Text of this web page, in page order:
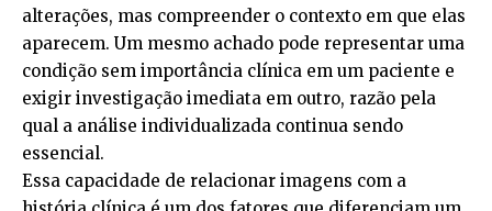
alterações, mas compreender o contexto em que elas
aparecem. Um mesmo achado pode representar uma
condição sem importância clínica em um paciente e
exigir investigação imediata em outro, razão pela
qual a análise individualizada continua sendo
essencial.
Essa capacidade de relacionar imagens com a